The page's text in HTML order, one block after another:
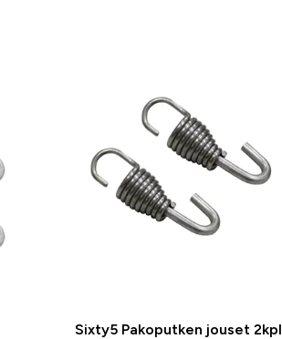
Sixty5 Pakoputken jouset 2kpl